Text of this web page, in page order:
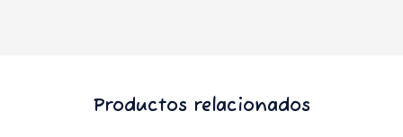
Productos relacionados